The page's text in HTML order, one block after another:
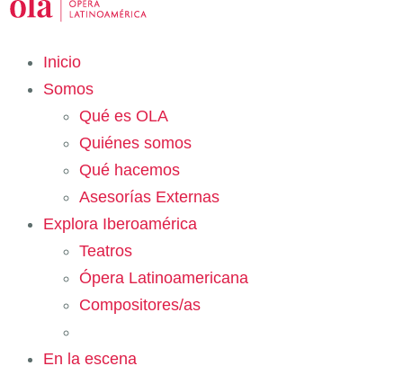
Inicio
Somos
Qué es OLA
Quiénes somos
Qué hacemos
Asesorías Externas
Explora Iberoamérica
Teatros
Ópera Latinoamericana
Compositores/as
En la escena